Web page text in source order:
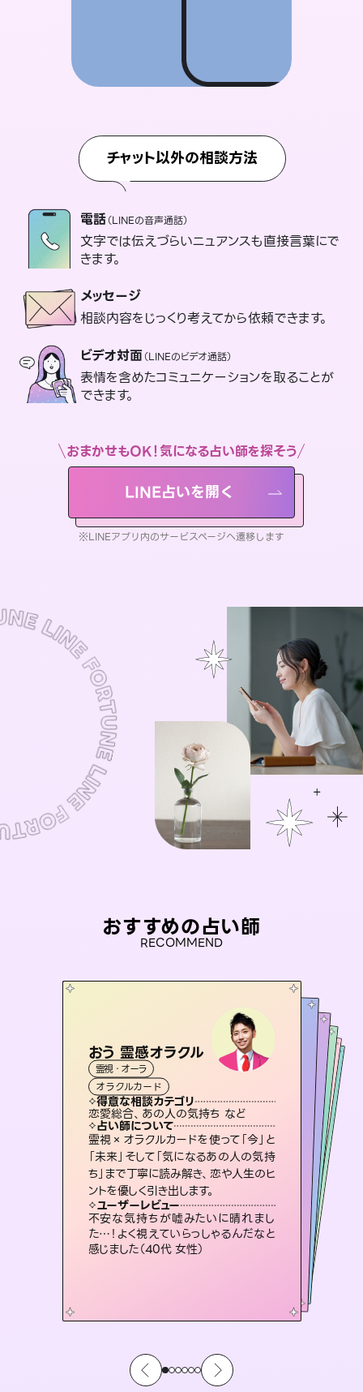
チャット以外の相談方法
電話（LINEの音声通話）
文字では伝えづらいニュアンスも直接言葉にで
きます。
メッセージ
相談内容をじっくり考えてから依頼できます。
ビデオ対面（LINEのビデオ通話）
表情を含めたコミュニケーションを取ることが
できます。
おまかせもOK！気になる占い師を探そう
LINE占いを開く
※LINEアプリ内のサービスページへ遷移します
おすすめの占い師
RECOMMEND
おう 霊感オラクル
霊視・オーラ
オラクルカード
得意な相談カテゴリ
恋愛総合、あの人の気持ち など
占い師について
霊視×オラクルカードを使って「今」と
「未来」そして「気になるあの人の気持
ち」まで丁寧に読み解き、恋や人生のヒ
ントを優しく引き出します。
ユーザーレビュー
不安な気持ちが嘘みたいに晴れまし
た…！よく視えていらっしゃるんだなと
感じました（40代 女性）
未来視師＊花
霊視・オーラ
スピリチュアル・リーディング
得意な相談カテゴリ
出逢い、片想い、復縁 など
占い師について
未来には何パターンもの選択肢があり
ます。不安で視えにくくなっているあな
たの素敵な未来を見つけ、その未来を
選択できるようアドバイスします。
ユーザーレビュー
職場の人の性質や人間関係、本心など
本当によく視えていてびっくり。対策が
打てて前向きになれます（40代）
アイリス -iris-
西洋占星術
ルーン
得意な相談カテゴリ
恋愛総合、片想い、二人の未来 など
占い師について
復縁、恋愛、不倫の行方、同性愛や片
思い、仕事関係や借金問題まで知りた
いことや心の負担になっていることを
紐解き、背中をそっと押して導きます。
ユーザーレビュー
安心感のあり、言い切ってくれる所や濁
さない鑑定のおかげで、毎回自分の気
持ちを整えられます（30代 男性）
セラピスト理恵
霊視・オーラ
スピリチュアル・リーディング
得意な相談カテゴリ
片想い、二人の未来、年の差 など
占い師について
連絡再開、復縁、成就などの報告実績多数。セラピストとして2万超の施術経験があるからこそできる鑑定で、より良い未来をサポートします。
ユーザーレビュー
とても心温まる鑑定でした。しかもこち
らは何も言っていないのに視えていらっ
しゃるんだなと驚きです（30代女性）
スピリチュアル・リーディング
得意な相談カテゴリ
片想い、あの人の気持ち、復縁 など
占い師について
恋愛のお悩みの中でも特に「曖昧な関
係」の相談を得意としており、友達以上
恋人未満なお相手との今後や本音を丁
寧に読み解き恋愛成就へと導きます。
ユーザーレビュー
鑑定していただいてアドバイス通りに行
動すると仲が復活してきました。ありが
とうございました（40代 女性）
霊視・オーラ
スピリチュアル・リーディング
得意な相談カテゴリ
片想い、あの人の気持ち、復縁 など
占い師について
3,700年以上の歴史を持つ東洋最古の
占術「易占」で詳細まで占い、幸せへ向
かう道筋を示します。厳しい結果にも具
体的な対策をお伝えします。
ユーザーレビュー
複雑な背景もしっかり聞いて鑑定して
いただけました。気持ちが楽になりまし
た（50代 女性）